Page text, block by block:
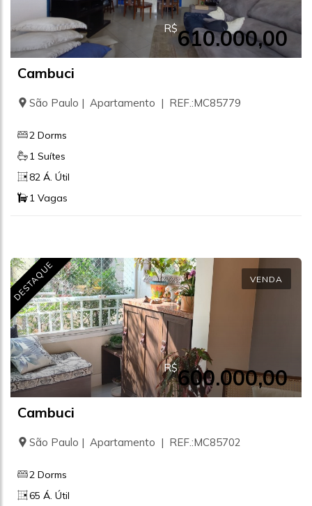
R$610.000,00
Cambuci
São Paulo | Apartamento | REF.:MC85779
2 Dorms
1 Suítes
82 Á. Útil
1 Vagas
DESTAQUE VENDA
R$600.000,00
Cambuci
São Paulo | Apartamento | REF.:MC85702
2 Dorms
65 Á. Útil